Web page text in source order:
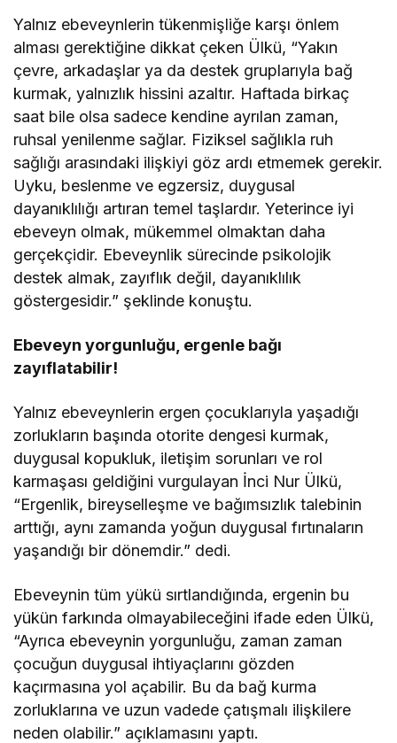
Yalnız ebeveynlerin tükenmişliğe karşı önlem
alması gerektiğine dikkat çeken Ülkü, “Yakın
çevre, arkadaşlar ya da destek gruplarıyla bağ
kurmak, yalnızlık hissini azaltır. Haftada birkaç
saat bile olsa sadece kendine ayrılan zaman,
ruhsal yenilenme sağlar. Fiziksel sağlıkla ruh
sağlığı arasındaki ilişkiyi göz ardı etmemek gerekir.
Uyku, beslenme ve egzersiz, duygusal
dayanıklılığı artıran temel taşlardır. Yeterince iyi
ebeveyn olmak, mükemmel olmaktan daha
gerçekçidir. Ebeveynlik sürecinde psikolojik
destek almak, zayıflık değil, dayanıklılık
göstergesidir.” şeklinde konuştu.
Ebeveyn yorgunluğu, ergenle bağı
zayıflatabilir!
Yalnız ebeveynlerin ergen çocuklarıyla yaşadığı
zorlukların başında otorite dengesi kurmak,
duygusal kopukluk, iletişim sorunları ve rol
karmaşası geldiğini vurgulayan İnci Nur Ülkü,
“Ergenlik, bireyselleşme ve bağımsızlık talebinin
arttığı, aynı zamanda yoğun duygusal fırtınaların
yaşandığı bir dönemdir.” dedi.
Ebeveynin tüm yükü sırtlandığında, ergenin bu
yükün farkında olmayabileceğini ifade eden Ülkü,
“Ayrıca ebeveynin yorgunluğu, zaman zaman
çocuğun duygusal ihtiyaçlarını gözden
kaçırmasına yol açabilir. Bu da bağ kurma
zorluklarına ve uzun vadede çatışmalı ilişkilere
neden olabilir.” açıklamasını yaptı.